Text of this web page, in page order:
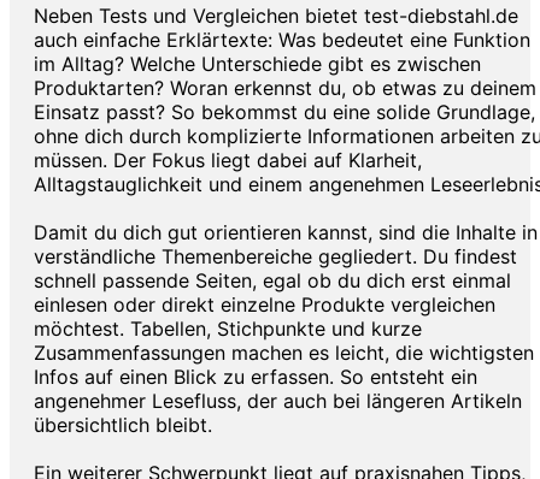
Neben Tests und Vergleichen bietet test-diebstahl.de
auch einfache Erklärtexte: Was bedeutet eine Funktion
im Alltag? Welche Unterschiede gibt es zwischen
Produktarten? Woran erkennst du, ob etwas zu deinem
Einsatz passt? So bekommst du eine solide Grundlage,
ohne dich durch komplizierte Informationen arbeiten
müssen. Der Fokus liegt dabei auf Klarheit,
Alltagstauglichkeit und einem angenehmen
Damit du dich gut orientieren kannst, sind die Inhalte in
verständliche Themenbereiche gegliedert. Du findest
schnell passende Seiten, egal ob du dich erst einmal
einlesen oder direkt einzelne Produkte vergleichen
möchtest. Tabellen, Stichpunkte und kurze
Zusammenfassungen machen es leicht, die wichtigsten
Infos auf einen Blick zu erfassen. So entsteht ein
angenehmer Lesefluss, der auch bei längeren Artikeln
übersichtlich bleibt.
Ein weiterer Schwerpunkt liegt auf praxisnahen Tipps,